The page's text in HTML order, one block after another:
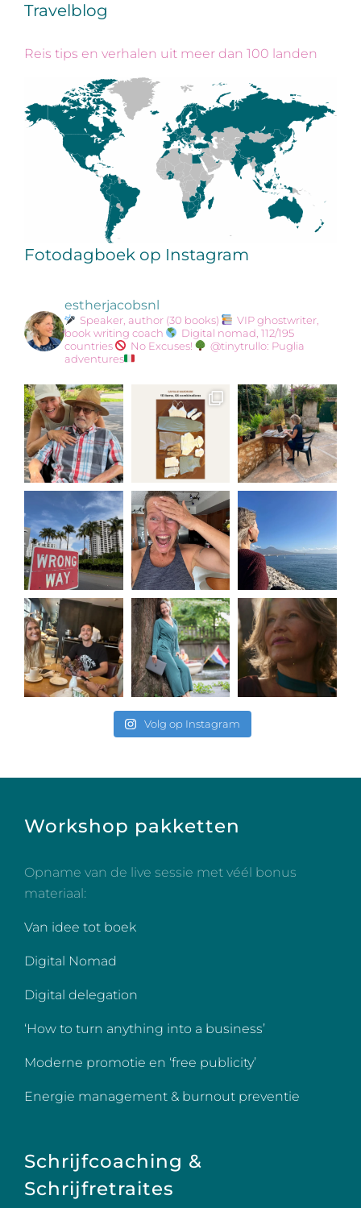
Travelblog
Reis tips en verhalen uit meer dan 100 landen
Fotodagboek op Instagram
estherjacobsnl
Speaker, author (30 books)
VIP ghostwriter,
book writing coach
Digital nomad, 112/195
countries
No Excuses!
@tinytrullo: Puglia
adventures
Volg op Instagram
Workshop pakketten
Opname van de live sessie met véél bonus
materiaal:
Van idee tot boek
Digital Nomad
Digital delegation
‘How to turn anything into a business’
Moderne promotie en ‘free publicity’
Energie management & burnout preventie
Schrijfcoaching &
Schrijfretraites